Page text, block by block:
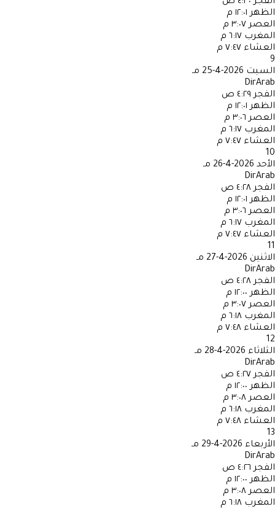
الظهر ١٢:٠١ م
العصر ٣:٠٧ م
المغرب ٦:١٧ م
العشاء ٧:٤٧ م
9
السبت 2026-4-25 مـ
DirArab
الفجر ٤:٢٩ ص
الظهر ١٢:٠١ م
العصر ٣:٠٦ م
المغرب ٦:١٧ م
العشاء ٧:٤٧ م
10
الأحد 2026-4-26 مـ
DirArab
الفجر ٤:٢٨ ص
الظهر ١٢:٠١ م
العصر ٣:٠٦ م
المغرب ٦:١٧ م
العشاء ٧:٤٧ م
11
الاثنين 2026-4-27 مـ
DirArab
الفجر ٤:٢٨ ص
الظهر ١٢:٠٠ م
العصر ٣:٠٧ م
المغرب ٦:١٨ م
العشاء ٧:٤٨ م
12
الثلاثاء 2026-4-28 مـ
DirArab
الفجر ٤:٢٧ ص
الظهر ١٢:٠٠ م
العصر ٣:٠٨ م
المغرب ٦:١٨ م
العشاء ٧:٤٨ م
13
الأربعاء 2026-4-29 مـ
DirArab
الفجر ٤:٢٦ ص
الظهر ١٢:٠٠ م
العصر ٣:٠٨ م
المغرب ٦:١٨ م